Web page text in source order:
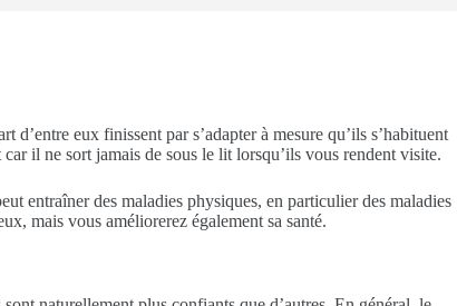
eux finissent par s’adapter à mesure qu’ils s’habituent
il ne sort jamais de sous le lit lorsqu’ils vous rendent visite.
entraîner des maladies physiques, en particulier des maladies
mais vous améliorerez également sa santé.